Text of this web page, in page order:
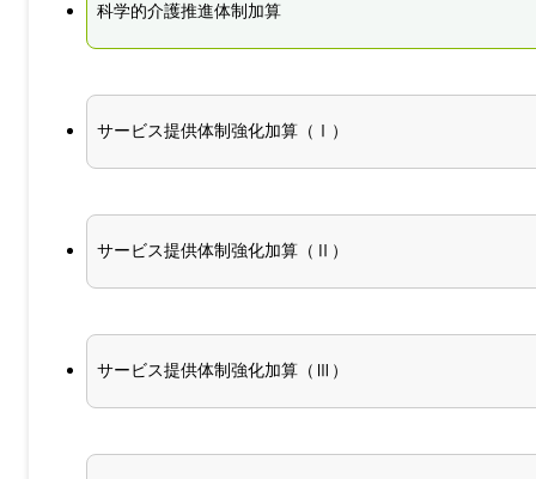
科学的介護推進体制加算
サービス提供体制強化加算（Ⅰ）
サービス提供体制強化加算（Ⅱ）
サービス提供体制強化加算（Ⅲ）